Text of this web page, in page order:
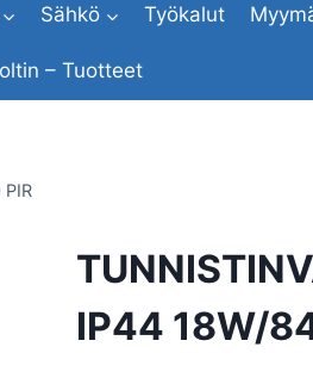
Sähkö Työkalut
– Tuotteet
IP44 18W/